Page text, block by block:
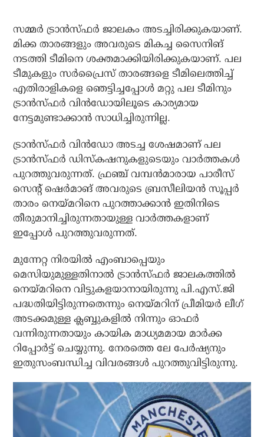
സമ്മര്‍ ട്രാന്‍സ്ഫര്‍ ജാലകം അടച്ചിരിക്കുകയാണ്.
മിക്ക താരങ്ങളും അവരുടെ മികച്ച സൈനിങ്
നടത്തി ടീമിനെ ശക്തമാക്കിയിരിക്കുകയാണ്. പല
ടീമുകളും സര്‍പ്രൈസ് താരങ്ങളെ ടീമിലെത്തിച്ച്
എതിരാളികളെ ഞെട്ടിച്ചപ്പോള്‍ മറ്റു പല ടീമിനും
ട്രാന്‍സ്ഫര്‍ വിന്‍ഡോയിലൂടെ കാര്യമായ
നേട്ടമുണ്ടാക്കാന്‍ സാധിച്ചിരുന്നില്ല.
ട്രാന്‍സ്ഫര്‍ വിന്‍ഡോ അടച്ച ശേഷമാണ് പല
ട്രാന്‍സ്ഫര്‍ ഡിസ്‌കഷനുകളുടെയും വാര്‍ത്തകള്‍
പുറത്തുവരുന്നത്. ഫ്രഞ്ച് വമ്പന്‍മാരായ പാരീസ്
സെന്റ് ഷെര്‍മാങ് അവരുടെ ബ്രസീലിയന്‍ സൂപ്പര്‍
താരം നെയ്മറിനെ പുറത്താക്കാന്‍ ഇതിനിടെ
തീരുമാനിച്ചിരുന്നതായുള്ള വാര്‍ത്തകളാണ്
ഇപ്പോള്‍ പുറത്തുവരുന്നത്.
മുന്നേറ്റ നിരയില്‍ എംബാപ്പെയും
മെസിയുമുള്ളതിനാല്‍ ട്രാന്‍സ്ഫര്‍ ജാലകത്തില്‍
നെയ്മറിനെ വിട്ടുകളയാനായിരുന്നു പി.എസ്.ജി
പദ്ധതിയിട്ടിരുന്നതെന്നും നെയ്മറിന് പ്രീമിയര്‍ ലീഗ്
അടക്കമുള്ള ക്ലബ്ബുകളില്‍ നിന്നും ഓഫര്‍
വന്നിരുന്നതായും കായിക മാധ്യമമായ മാര്‍ക്ക
റിപ്പോര്‍ട്ട് ചെയ്യുന്നു. നേരത്തെ ലേ പേര്‍ഷ്യനും
ഇതുസംബന്ധിച്ച വിവരങ്ങള്‍ പുറത്തുവിട്ടിരുന്നു.